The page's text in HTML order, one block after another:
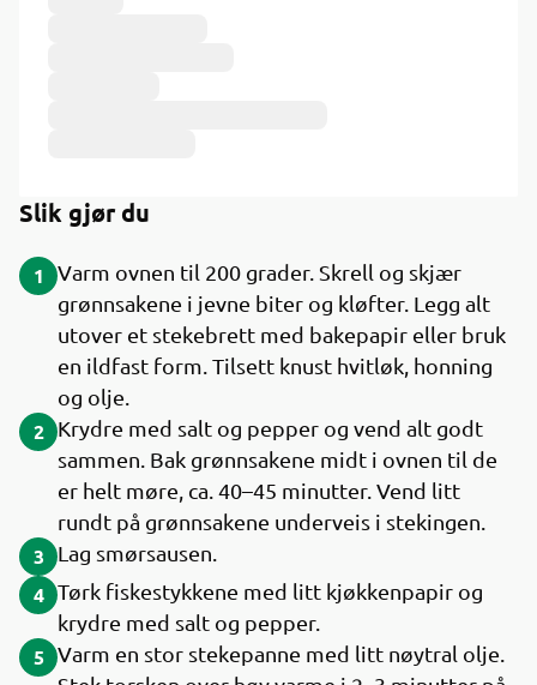
Slik gjør du
1
Varm ovnen til 200 grader. Skrell og skjær
grønnsakene i jevne biter og kløfter. Legg alt
utover et stekebrett med bakepapir eller bruk
en ildfast form. Tilsett knust hvitløk, honning
og olje.
2 Krydre med salt og pepper og vend alt godt
sammen. Bak grønnsakene midt i ovnen til de
er helt møre, ca. 40–45 minutter. Vend litt
rundt på grønnsakene underveis i stekingen.
3
Lag smørsausen.
4 Tørk fiskestykkene med litt kjøkkenpapir og
krydre med salt og pepper.
5 Varm en stor stekepanne med litt nøytral olje.